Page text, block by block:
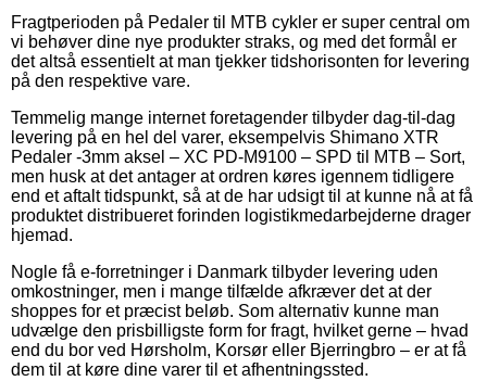
Fragtperioden på Pedaler til MTB cykler er super central om
vi behøver dine nye produkter straks, og med det formål er
det altså essentielt at man tjekker tidshorisonten for levering
på den respektive vare.
Temmelig mange internet foretagender tilbyder dag-til-dag
levering på en hel del varer, eksempelvis Shimano XTR
Pedaler -3mm aksel – XC PD-M9100 – SPD til MTB – Sort,
men husk at det antager at ordren køres igennem tidligere
end et aftalt tidspunkt, så at de har udsigt til at kunne nå at få
produktet distribueret forinden logistikmedarbejderne drager
hjemad.
Nogle få e-forretninger i Danmark tilbyder levering uden
omkostninger, men i mange tilfælde afkræver det at der
shoppes for et præcist beløb. Som alternativ kunne man
udvælge den prisbilligste form for fragt, hvilket gerne – hvad
end du bor ved Hørsholm, Korsør eller Bjerringbro – er at få
dem til at køre dine varer til et afhentningssted.